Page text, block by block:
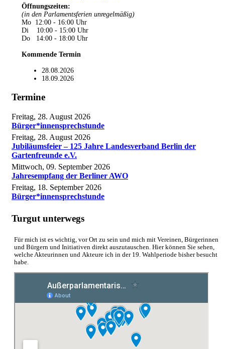
Öffnungszeiten:
(in den Parlamentsferien unregelmäßig)
Mo 12:00 - 16:00 Uhr
Di 10:00 - 15:00 Uhr
Do 14:00 - 18:00 Uhr
Kommende Termin
28.08.2026
18.09.2026
Termine
Freitag, 28. August 2026
Bürger*innensprechstunde
Freitag, 28. August 2026
Jubiläumsfeier – 125 Jahre Landesverband Berlin der
Gartenfreunde e.V.
Mittwoch, 09. September 2026
Jahresempfang der Berliner AWO
Freitag, 18. September 2026
Bürger*innensprechstunde
Turgut unterwegs
Für mich ist es wichtig, vor Ort zu sein und mich mit Vereinen, Bürgerinnen
und Bürgern und Initiativen direkt auszutauschen. Hier können Sie sehen,
welche Akteurinnen und Akteure ich in der 19. Wahlperiode bisher besucht
habe.